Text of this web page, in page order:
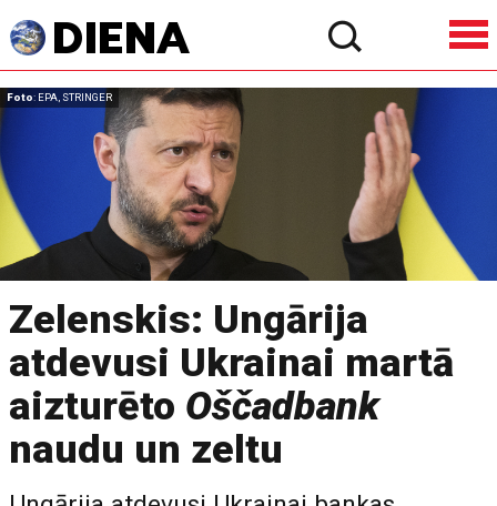
Foto: EPA, STRINGER
Zelenskis: Ungārija
atdevusi Ukrainai martā
aizturēto Oščadbank
naudu un zeltu